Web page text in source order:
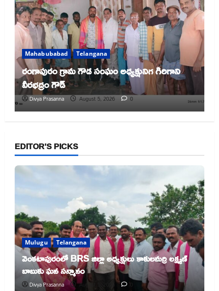
Mahabubabad Telangana
రంగాపురం గ్రామ గౌడ సంఘం అధ్యక్షునిగ గిరిగాని
వీరభద్రం గౌడ్
Divya Prasanna August 5, 2026 0
EDITOR'S PICKS
Mulugu Telangana
వెంకటాపురంలో BRS జిల్లా అధ్యక్షులు కాకులమర్రి లక్ష్మణ్
బాబుకు ఘన సన్మానం
Divya Prasanna August 5, 2026